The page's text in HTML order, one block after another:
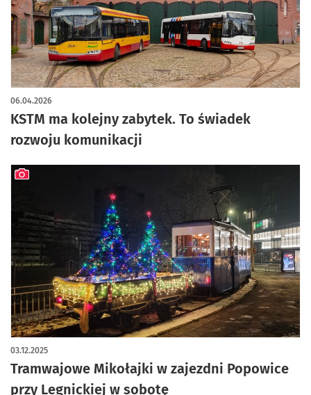
KSTM ma kolejny zabytek. To świadek
rozwoju komunikacji
06.04.2026
artykuł z galerią zdjęć
Tramwajowe Mikołajki w zajezdni Popowice
przy Legnickiej w sobotę
03.12.2025
artykuł z galerią zdjęć